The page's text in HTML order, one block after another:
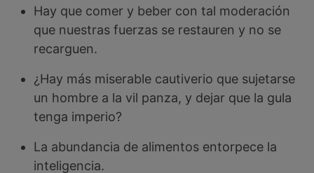
Hay que comer y beber con tal moderación
que nuestras fuerzas se restauren y no se
recarguen.
¿Hay más miserable cautiverio que sujetarse
un hombre a la vil panza, y dejar que la gula
tenga imperio?
La abundancia de alimentos entorpece la
inteligencia.